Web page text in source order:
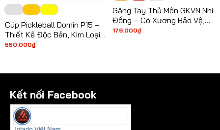
Cúp Pickleball Domin P15 –
Thiết Kế Độc Bản, Kim Loại
Cao Cấp, Biểu Tượng Chiến
550.000₫
Găng Tay Thủ Môn GKVN Nhi
Đồng – Có Xương Bảo Vệ,
Chống Lật Ngón, An Toàn
179.000₫
Kết nối Facebook